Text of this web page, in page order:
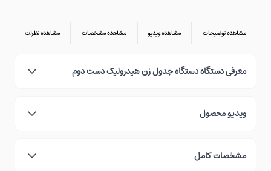
مشاهده توضیحات مشاهده ویدیو مشاهده مشخصات مشاهده نظرات
معرفی دستگاه دستگاه جدول زن هیدرولیک دست دوم
ویدیو محصول
مشخصات کامل